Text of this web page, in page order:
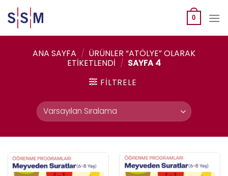
to
content
0
ANA SAYFA / ÜRÜNLER “ATÖLYE” OLARAK
ETIKETLENDI / SAYFA 4
FILTRELE